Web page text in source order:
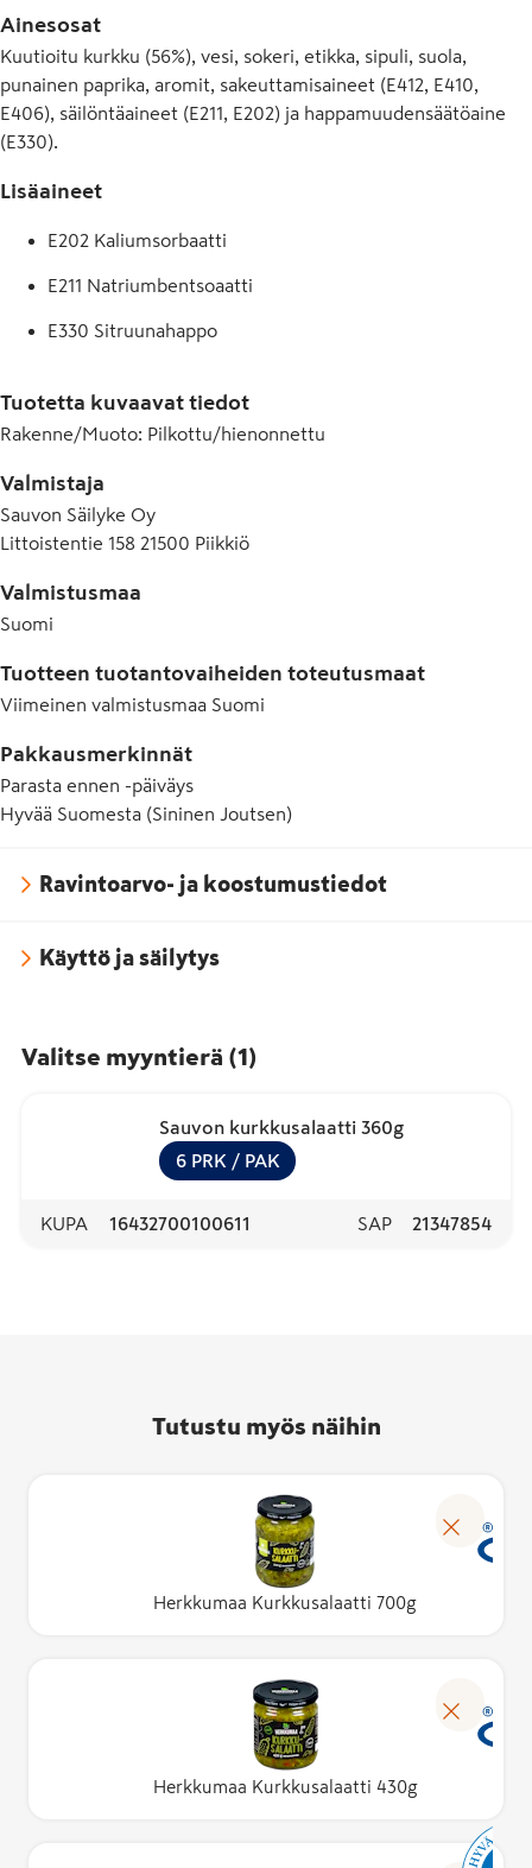
Ainesosat
Kuutioitu kurkku (56%), vesi, sokeri, etikka, sipuli, suola,
punainen paprika, aromit, sakeuttamisaineet (E412, E410,
E406), säilöntäaineet (E211, E202) ja happamuudensäätöaine
(E330).
Lisäaineet
E202 Kaliumsorbaatti
E211 Natriumbentsoaatti
E330 Sitruunahappo
Tuotetta kuvaavat tiedot
Rakenne/Muoto: Pilkottu/hienonnettu
Valmistaja
Sauvon Säilyke Oy
Littoistentie 158 21500 Piikkiö
Valmistusmaa
Suomi
Tuotteen tuotantovaiheiden toteutusmaat
Viimeinen valmistusmaa Suomi
Pakkausmerkinnät
Parasta ennen -päiväys
Hyvää Suomesta (Sininen Joutsen)
Ravintoarvo- ja koostumustiedot
Käyttö ja säilytys
Valitse myyntierä (1)
Sauvon kurkkusalaatti 360g
6 PRK / PAK
KUPA 16432700100611 SAP 21347854
Tutustu myös näihin
Herkkumaa Kurkkusalaatti 700g
Herkkumaa Kurkkusalaatti 430g